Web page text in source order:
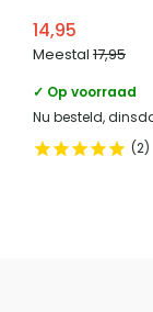
14,95
Meestal 17,95
✓ Op voorraad
Nu besteld,
2